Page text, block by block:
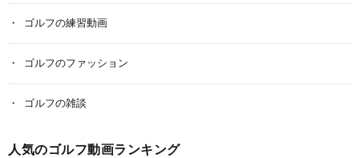
ゴルフの練習動画
ゴルフのファッション
ゴルフの雑談
人気のゴルフ動画ランキング